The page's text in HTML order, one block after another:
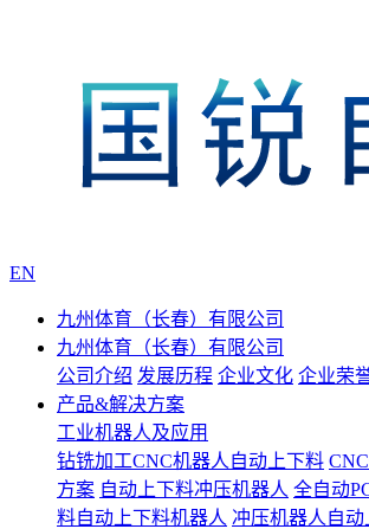
EN
九州体育（长春）有限公司
九州体育（长春）有限公司
公司介绍 发展历程 企业文化 企业荣
产品&解决方案
工业机器人及应用
钻铣加工CNC机器人自动上下料
方案 自动上下料冲压机器人 全自动
料自动上下料机器人 冲压机器人自动